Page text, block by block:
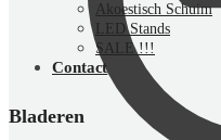
Akoestisch Schuim
LED Stands
SALE !!!
Contact
Bladeren